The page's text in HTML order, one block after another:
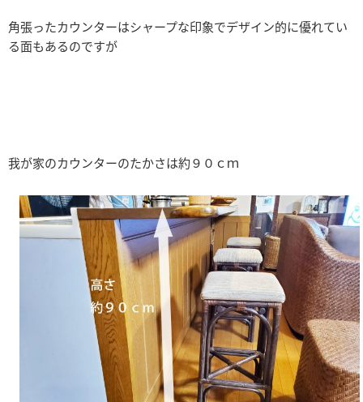
角張ったカウンターはシャープな印象でデザイン的に優れてい
る面もあるのですが
我が家のカウンターのたかさは約９０ｃｍ